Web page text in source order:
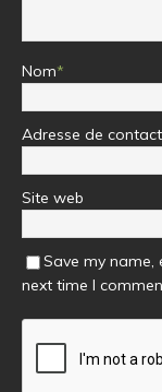
Nom*
Adresse de contact
Site web
Save my name,
next time I